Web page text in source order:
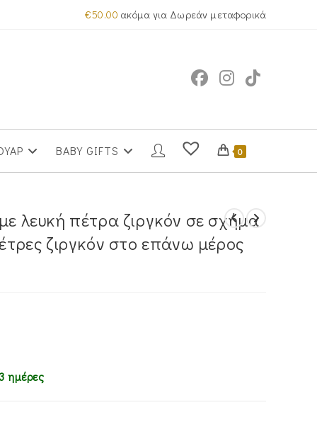
€50.00 ακόμα για Δωρεάν μεταφορικά
BABY GIFTS 0
λευκή πέτρα ζιργκόν σε σχήμα
ζιργκόν στο επάνω μέρος
ημέρες